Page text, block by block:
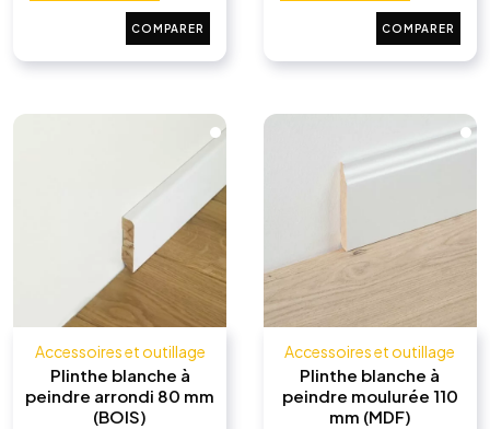
COMPARER COMPARER
Accessoires et outillage
Plinthe blanche à
peindre arrondi 80 mm
(BOIS)
Accessoires et outillage
Plinthe blanche à
peindre moulurée 110
mm (MDF)